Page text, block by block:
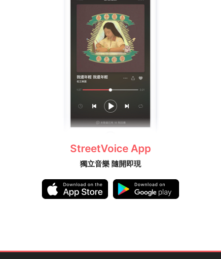
StreetVoice App
獨立音樂 隨開即現